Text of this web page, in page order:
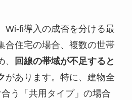
Wi-fi導入の成否を分ける最
合住宅の場合、複数の世帯
回線の帯域が不足すると
があります。特に、建物全
う「共用タイプ」の場合